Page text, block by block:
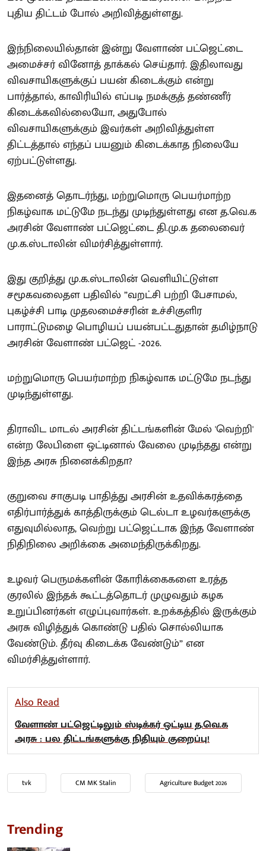
புதிய திட்டம் போல் அறிவித்துள்ளது.
இந்நிலையில்தான் இன்று வேளாண் பட்ஜெட்டை
அமைச்சர் வினோத் தாக்கல் செய்தார். இதிலாவது
விவசாயிகளுக்குப் பயன் கிடைக்கும் என்று
பார்த்தால், காவிரியில் எப்படி நமக்குத் தண்ணீர்
கிடைக்கவில்லையோ, அதுபோல்
விவசாயிகளுக்கும் இவர்கள் அறிவித்துள்ள
திட்டத்தால் எந்தப் பயனும் கிடைக்காத நிலையே
ஏற்பட்டுள்ளது.
இதனைத் தொடர்ந்து, மற்றுமொரு பெயர்மாற்ற
நிகழ்வாக மட்டுமே நடந்து முடிந்துள்ளது என த.வெ.க
அரசின் வேளாண் பட்ஜெட்டை தி.மு.க தலைவைர்
மு.க.ஸ்டாலின் விமர்சித்துள்ளார்.
இது குறித்து மு.க.ஸ்டாலின் வெளியிட்டுள்ள
சமூகவலைதள பதிவில் ”வறட்சி பற்றி பேசாமல்,
புகழ்ச்சி பாடி முதலமைச்சரின் உச்சிகுளிர
பாராட்டுமழை பொழியப் பயன்பட்டதுதான் தமிழ்நாடு
அரசின் வேளாண் பட்ஜெட் -2026.
மற்றுமொரு பெயர்மாற்ற நிகழ்வாக மட்டுமே நடந்து
முடிந்துள்ளது.
திராவிட மாடல் அரசின் திட்டங்களின் மேல் 'வெற்றி'
என்ற லேபிளை ஒட்டினால் வேலை முடிந்தது என்று
இந்த அரசு நினைக்கிறதா?
குறுவை சாகுபடி பாதித்து அரசின் உதவிக்கரத்தை
எதிர்பார்த்துக் காத்திருக்கும் டெல்டா உழவர்களுக்கு
எதுவுமில்லாத, வெற்று பட்ஜெட்டாக இந்த வேளாண்
நிதிநிலை அறிக்கை அமைந்திருக்கிறது.
உழவர் பெருமக்களின் கோரிக்கைகளை உரத்த
குரலில் இந்தக் கூட்டத்தொடர் முழுவதும் கழக
உறுப்பினர்கள் எழுப்புவார்கள். உறக்கத்தில் இருக்கும்
அரசு விழித்துக் கொண்டு பதில் சொல்லியாக
வேண்டும். தீர்வு கிடைக்க வேண்டும்” என
விமர்சித்துள்ளார்.
Also Read
வேளாண் பட்ஜெட்டிலும் ஸ்டிக்கர் ஒட்டிய த.வெ.க
அரசு : பல திட்டங்களுக்கு நிதியும் குறைப்பு!
tvk CM MK Stalin Agriculture Budget 2026
Trending